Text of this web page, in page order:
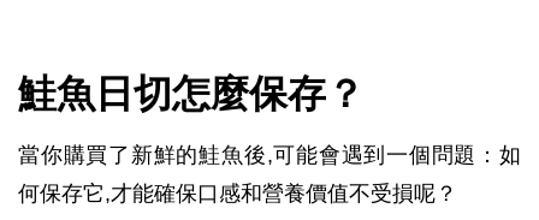
鮭魚日切怎麼保存？
當你購買了新鮮的鮭魚後,可能會遇到一個問題：如
何保存它,才能確保口感和營養價值不受損呢？